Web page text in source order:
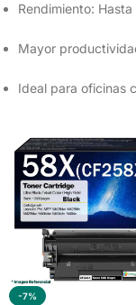
Rendimiento:
Mayor
Ideal para oficinas
-7%